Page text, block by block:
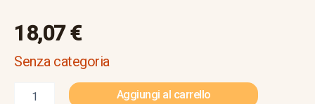
18,07€
Senza categoria
Aggiungi al carrello